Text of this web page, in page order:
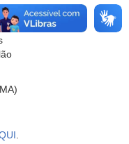
.